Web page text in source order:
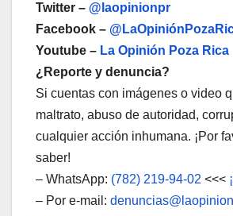
Twitter – @laopinionpr
Facebook –
Youtube – La Opinión Poza Rica
¿Reporte y denuncia?
Si cuentas con imágenes o video
maltrato, abuso de autoridad,
cualquier acción inhumana. ¡Por
saber!
– WhatsApp: (782) 219-94-02 <<<
– Por e-mail: